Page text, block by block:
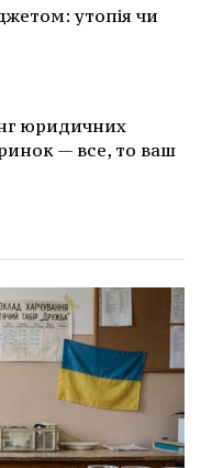
утопія чи
юридичних
— все, то ваш